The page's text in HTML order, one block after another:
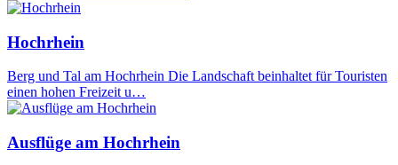
Hochrhein
Berg und Tal am Hochrhein Die Landschaft beinhaltet für Touristen
einen hohen Freizeit u…
Ausflüge am Hochrhein